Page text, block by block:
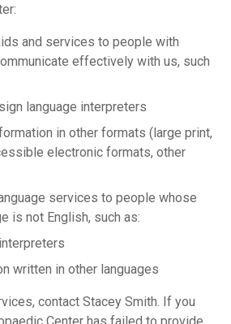
and services to people with
effectively with us, such
language interpreters
in other formats (large print,
electronic formats, other
services to people whose
is not English, such as:
written in other languages
contact Stacey Smith. If you